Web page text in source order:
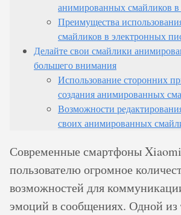
анимированных смайликов в
Преимущества
смайликов в электронных
Делайте свои смайлики
большего внимания
Использование сторонних
создания анимированных
Возможности
своих анимированных
Современные смартфоны
пользователю огромное
возможностей для
эмоций в сообщениях. Одной из